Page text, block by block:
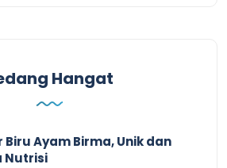
Hangat
Biru Ayam Birma, Unik dan
Nutrisi